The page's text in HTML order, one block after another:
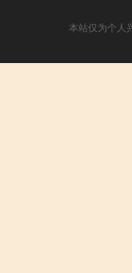
本站仅为个人